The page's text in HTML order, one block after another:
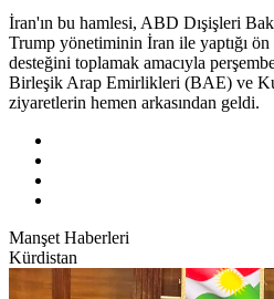
İran'ın bu hamlesi, ABD Dışişleri
Trump yönetiminin İran ile yaptığı
desteğini toplamak amacıyla
Birleşik Arap Emirlikleri (BAE) ve
ziyaretlerin hemen arkasından geldi.
Manşet Haberleri
Kürdistan